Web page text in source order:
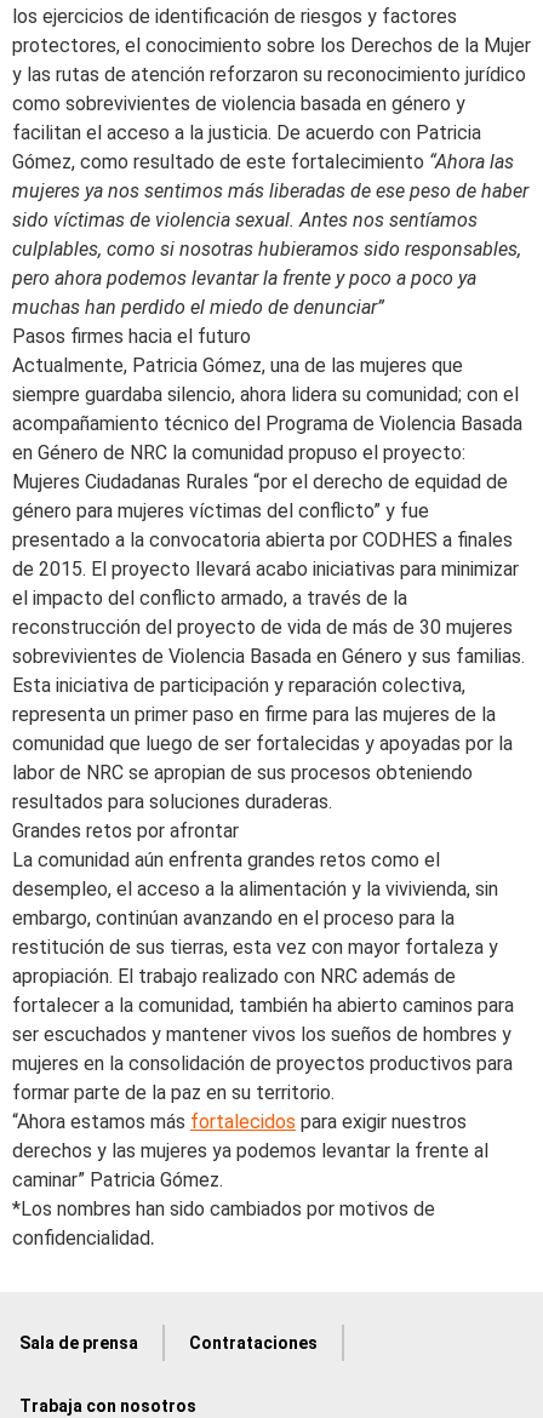
los ejercicios de identificación de riesgos y factores
protectores, el conocimiento sobre los Derechos de la Mujer
y las rutas de atención reforzaron su reconocimiento jurídico
como sobrevivientes de violencia basada en género y
facilitan el acceso a la justicia. De acuerdo con Patricia
Gómez, como resultado de este fortalecimiento “Ahora las
mujeres ya nos sentimos más liberadas de ese peso de haber
sido víctimas de violencia sexual. Antes nos sentíamos
culplables, como si nosotras hubieramos sido responsables,
pero ahora podemos levantar la frente y poco a poco ya
muchas han perdido el miedo de denunciar”
Pasos firmes hacia el futuro
Actualmente, Patricia Gómez, una de las mujeres que
siempre guardaba silencio, ahora lidera su comunidad; con el
acompañamiento técnico del Programa de Violencia Basada
en Género de NRC la comunidad propuso el proyecto:
Mujeres Ciudadanas Rurales “por el derecho de equidad de
género para mujeres víctimas del conflicto” y fue
presentado a la convocatoria abierta por CODHES a finales
de 2015. El proyecto llevará acabo iniciativas para minimizar
el impacto del conflicto armado, a través de la
reconstrucción del proyecto de vida de más de 30 mujeres
sobrevivientes de Violencia Basada en Género y sus familias.
Esta iniciativa de participación y reparación colectiva,
representa un primer paso en firme para las mujeres de la
comunidad que luego de ser fortalecidas y apoyadas por la
labor de NRC se apropian de sus procesos obteniendo
resultados para soluciones duraderas.
Grandes retos por afrontar
La comunidad aún enfrenta grandes retos como el
desempleo, el acceso a la alimentación y la vivivienda, sin
embargo, continúan avanzando en el proceso para la
restitución de sus tierras, esta vez con mayor fortaleza y
apropiación. El trabajo realizado con NRC además de
fortalecer a la comunidad, también ha abierto caminos para
ser escuchados y mantener vivos los sueños de hombres y
mujeres en la consolidación de proyectos productivos para
formar parte de la paz en su territorio.
“Ahora estamos más fortalecidos para exigir nuestros
derechos y las mujeres ya podemos levantar la frente al
caminar” Patricia Gómez.
*Los nombres han sido cambiados por motivos de
confidencialidad.
Sala de prensa Contrataciones
Trabaja con nosotros